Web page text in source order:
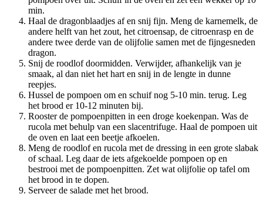
min.
Haal de dragonblaadjes af en snij fijn. Meng de karnemelk, de
andere helft van het zout, het citroensap, de citroenrasp en de
andere twee derde van de olijfolie samen met de fijngesneden
dragon.
Snij de roodlof doormidden. Verwijder, afhankelijk van je
smaak, al dan niet het hart en snij in de lengte in dunne
reepjes.
Hussel de pompoen om en schuif nog 5-10 min. terug. Leg
het brood er 10-12 minuten bij.
Rooster de pompoenpitten in een droge koekenpan. Was de
rucola met behulp van een slacentrifuge. Haal de pompoen uit
de oven en laat een beetje afkoelen.
Meng de roodlof en rucola met de dressing in een grote slabak
of schaal. Leg daar de iets afgekoelde pompoen op en
bestrooi met de pompoenpitten. Zet wat olijfolie op tafel om
het brood in te dopen.
Serveer de salade met het brood.